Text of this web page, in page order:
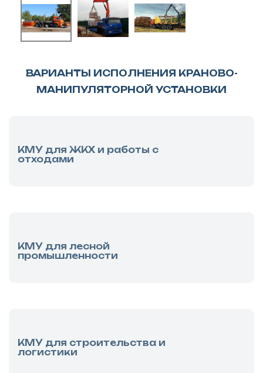
ВАРИАНТЫ ИСПОЛНЕНИЯ КРАНОВО-
МАНИПУЛЯТОРНОЙ УСТАНОВКИ
КМУ для ЖКХ и работы с
отходами
КМУ для лесной
промышленности
КМУ для строительства и
логистики